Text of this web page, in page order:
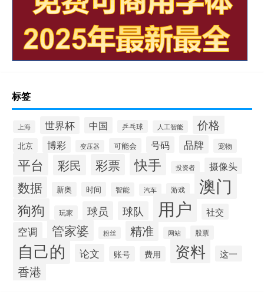
标签
上海 世界杯 中国 乒乓球 人工智能 价格
北京 博彩 变压器 可能会 号码 品牌 宠物
平台 彩民 彩票 快手 投资者 摄像头
数据 新奥 时间 智能 汽车 游戏 澳门
狗狗 玩家 球员 球队 用户 社交
空调 管家婆 粉丝 精准 网站 股票
自己的 论文 账号 费用 资料 这一
香港